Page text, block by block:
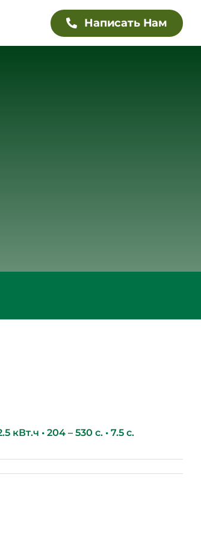
Написать Нам
кВт.ч • 204 – 530 с. • 7.5 с.